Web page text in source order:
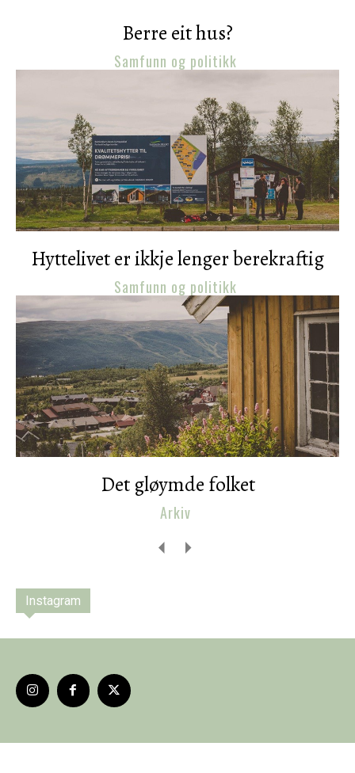
Berre eit hus?
Samfunn og politikk
Hyttelivet er ikkje lenger berekraftig
Samfunn og politikk
Det gløymde folket
Arkiv
Instagram